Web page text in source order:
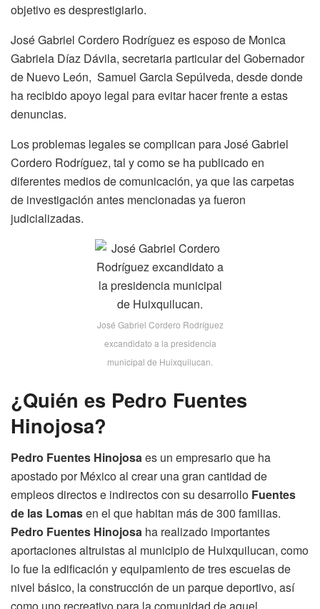
objetivo es desprestigiarlo.
José Gabriel Cordero Rodríguez es esposo de Monica
Gabriela Díaz Dávila, secretaria particular del Gobernador
de Nuevo León, Samuel Garcia Sepúlveda, desde donde
ha recibido apoyo legal para evitar hacer frente a estas
denuncias.
Los problemas legales se complican para José Gabriel
Cordero Rodríguez, tal y como se ha publicado en
diferentes medios de comunicación, ya que las carpetas
de investigación antes mencionadas ya fueron
judicializadas.
José Gabriel Cordero Rodríguez
excandidato a la presidencia
municipal de Huixquilucan.
¿Quién es Pedro Fuentes
Hinojosa?
Pedro Fuentes Hinojosaes un empresario que ha
apostado por México al crear una gran cantidad de
empleos directos e indirectos con su desarrollo Fuentes
de las Lomasen el que habitan más de 300 familias.
Pedro Fuentes Hinojosa ha realizado importantes
aportaciones altruistas al municipio de Huixquilucan, como
lo fue la edificación y equipamiento de tres escuelas de
nivel básico, la construcción de un parque deportivo, así